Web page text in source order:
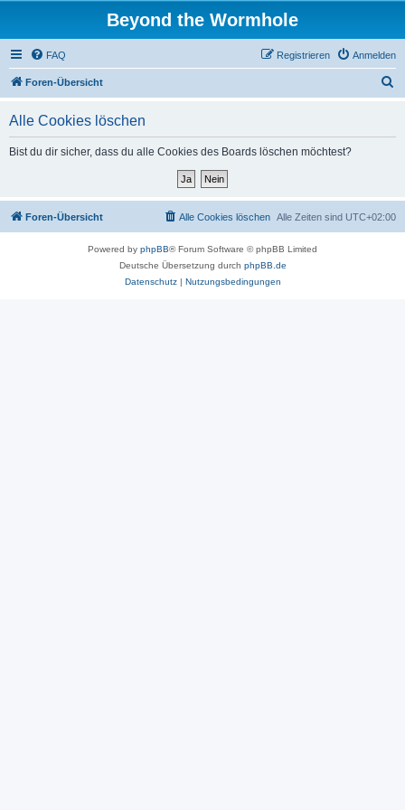
Beyond the Wormhole
FAQ Anmelden
Registrieren
Foren-Übersicht
Alle Cookies löschen
Bist du dir sicher, dass du alle Cookies des Boards löschen möchtest?
Foren-Übersicht Alle Zeiten sind UTC+02:00
Alle Cookies löschen
Powered by phpBB® Forum Software © phpBB Limited
Deutsche Übersetzung durch phpBB.de
Datenschutz| Nutzungsbedingungen